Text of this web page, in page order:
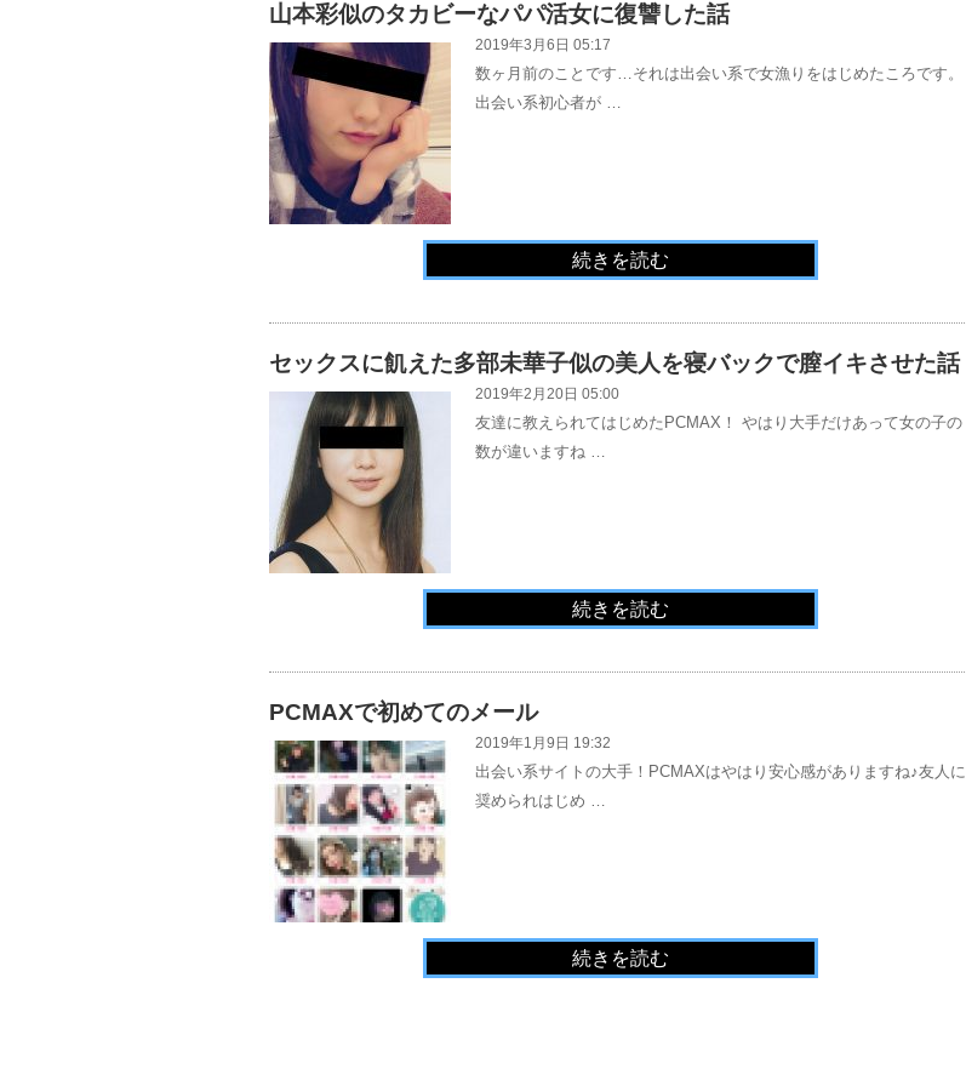
山本彩似のタカビーなパパ活女に復讐した話
2019年3月6日 05:17
数ヶ月前のことです…それは出会い系で女漁りをはじめたころです。
出会い系初心者が …
続きを読む
セックスに飢えた多部未華子似の美人を寝バックで膣イキさせた話
2019年2月20日 05:00
友達に教えられてはじめたPCMAX！ やはり大手だけあって女の子の
数が違いますね …
続きを読む
PCMAXで初めてのメール
2019年1月9日 19:32
出会い系サイトの大手！PCMAXはやはり安心感がありますね♪友人に
奨められはじめ …
続きを読む